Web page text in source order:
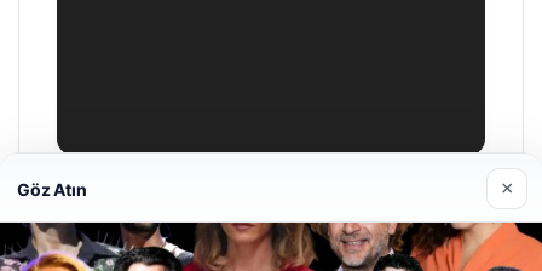
05/26/2026
Göz Atın ×